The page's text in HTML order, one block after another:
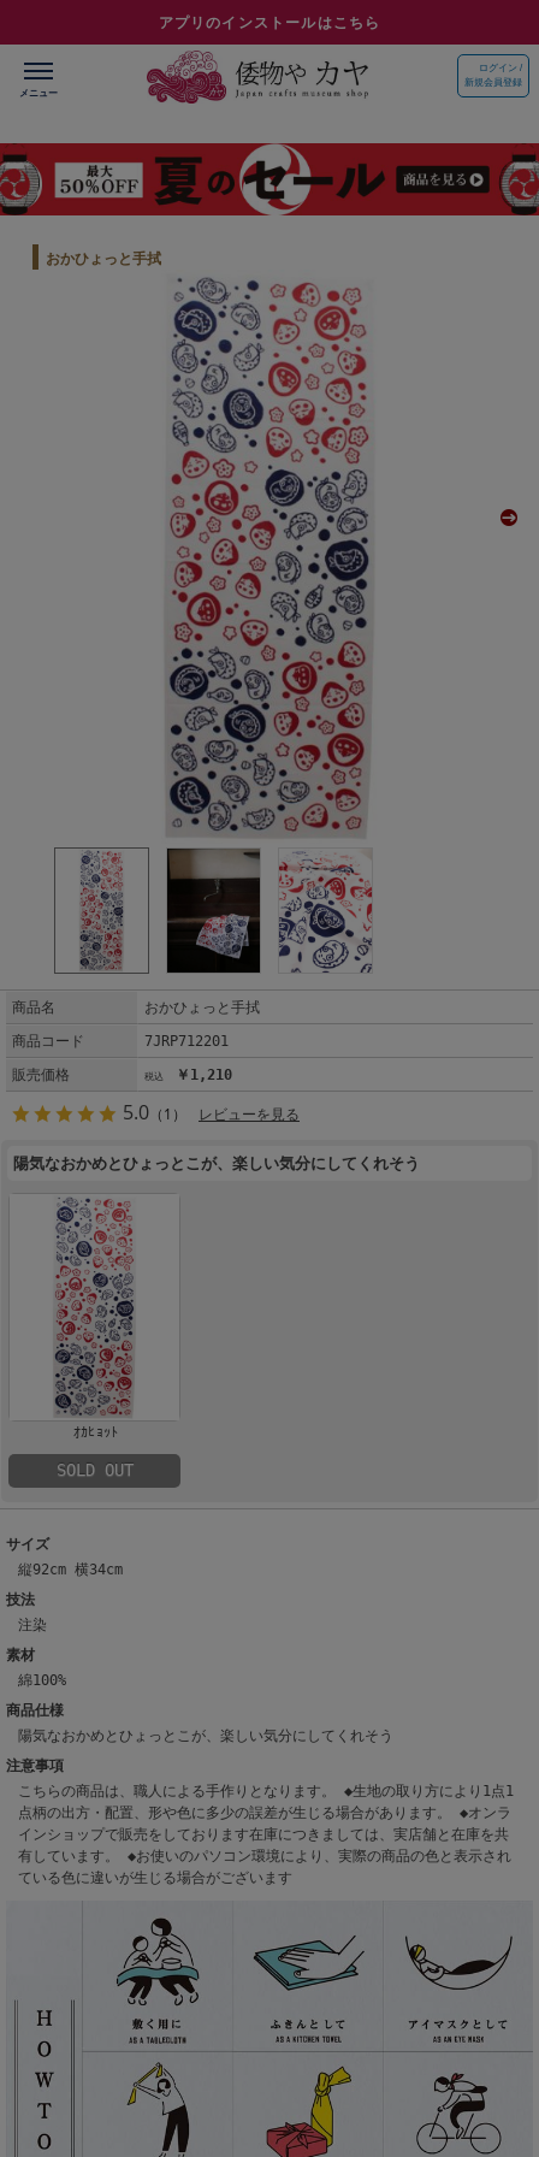
アプリのインストールはこちら
ログイン /
新規会員登録
おかひょっと手拭
商品名
おかひょっと手拭
商品コード
7JRP712201
販売価格
￥1,210
5.0 （1） レビューを見る
陽気なおかめとひょっとこが、楽しい気分にしてくれそう
ｵｶﾋｮｯﾄ
SOLD OUT
サイズ
縦92cm 横34cm
技法
注染
素材
綿100%
商品仕様
陽気なおかめとひょっとこが、楽しい気分にしてくれそう
注意事項
こちらの商品は、職人による手作りとなります。 ◆生地の取り方により1点1
点柄の出方・配置、形や色に多少の誤差が生じる場合があります。 ◆オンラ
インショップで販売をしております在庫につきましては、実店舗と在庫を共
有しています。 ◆お使いのパソコン環境により、実際の商品の色と表示され
ている色に違いが生じる場合がございます